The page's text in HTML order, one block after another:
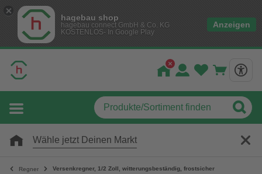
hagebau shop
hagebau connect GmbH & Co. KG
KOSTENLOS- In Google Play
Anzeigen
Wähle jetzt Deinen Markt
Regner Versenkregner, 1/2 Zoll, witterungsbeständig, frostsicher